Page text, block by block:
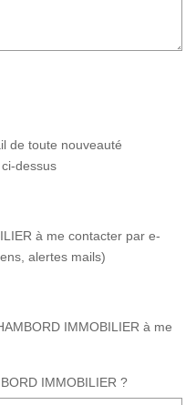
de toute nouveauté
dessus
à me contacter par e-
alertes mails)
IMMOBILIER à me
IMMOBILIER ?